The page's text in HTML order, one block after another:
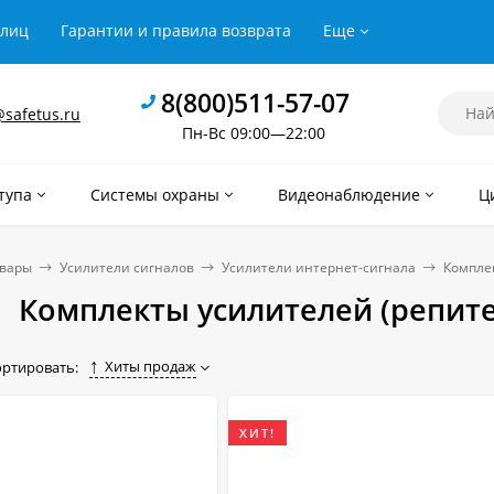
Гарантии и правила возврата Еще
8(800)511-57-07
Пн-Вс 09:00—22:00
Системы охраны Видеонаблюдение
Усилители сигналов Усилители интернет-сигнала
Комплекты усилителей
Хиты продаж
ХИТ!